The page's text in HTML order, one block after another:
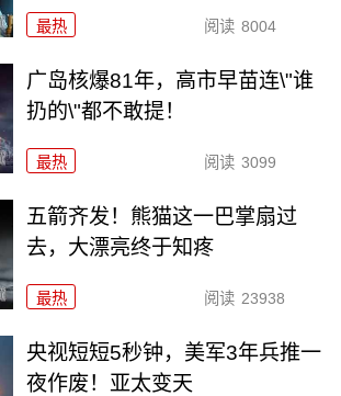
最热 阅读 8004
广岛核爆81年，高市早苗连\"谁
扔的\"都不敢提！
最热 阅读 3099
五箭齐发！熊猫这一巴掌扇过
去，大漂亮终于知疼
最热 阅读 23938
央视短短5秒钟，美军3年兵推一
夜作废！亚太变天